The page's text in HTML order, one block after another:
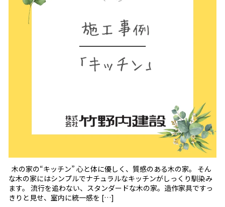
木の家の“キッチン” 心と体に優しく、質感のある木の家。 そん
な木の家にはシンプルでナチュラルなキッチンがしっくり馴染み
ます。 流行を追わない、スタンダードな木の家。造作家具ですっ
きりと見せ、室内に統一感を […]